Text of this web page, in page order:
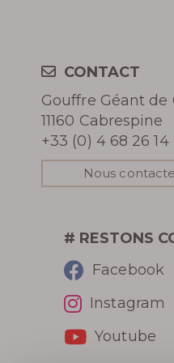
En
plus
PHOTOS DU
REVUE DE
CONTACT
Gouffre Géant de
11160 Cabrespine
+33 (0) 4 68 26 14
Nous
# RESTONS
Facebook
Instagram
Youtube